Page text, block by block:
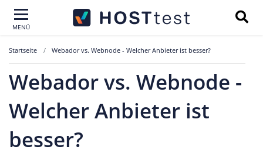
MENÜ
Startseite Webador vs. Webnode - Welcher Anbieter ist besser?
Webador vs. Webnode -
Welcher Anbieter ist
besser?